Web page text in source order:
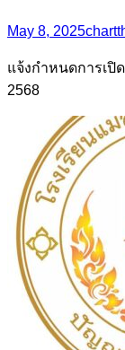
May 8, 2025
แจ้งกำหนดการเปิ
2568